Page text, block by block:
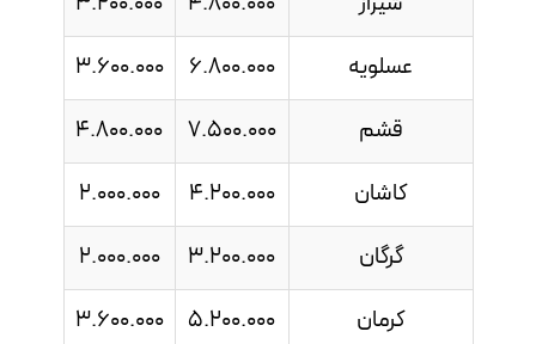
عسلویه
6.800.000
3.600.000
قشم
7.500.000
4.800.000
کاشان
4.200.000
2.000.000
گرگان
3.200.000
2.000.000
کرمان
5.200.000
3.600.000